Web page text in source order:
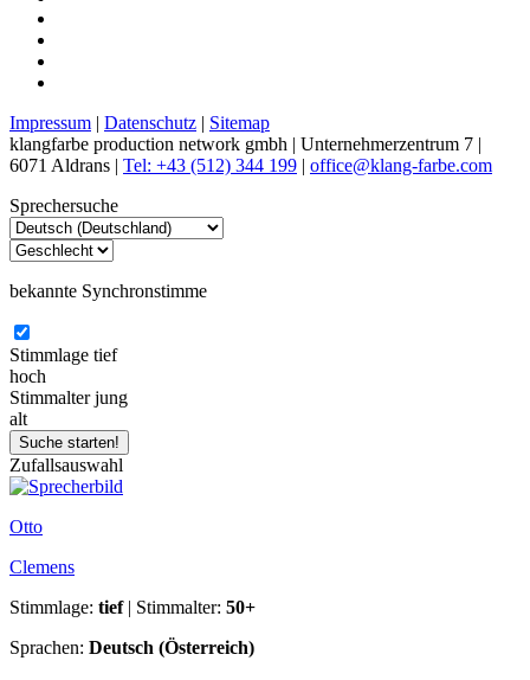
Impressum | Datenschutz | Sitemap
klangfarbe production network gmbh | Unternehmerzentrum 7 |
6071 Aldrans | Tel: +43 (512) 344 199 | office@klang-farbe.com
Sprechersuche
bekannte Synchronstimme
Stimmlage tief
hoch
Stimmalter jung
alt
Zufallsauswahl
Otto
Clemens
Stimmlage: tief | Stimmalter: 50+
Sprachen: Deutsch (Österreich)